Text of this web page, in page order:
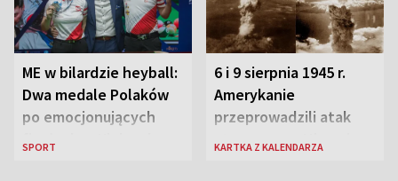
ME w bilardzie heyball:
Dwa medale Polaków
po emocjonujących
finałach w Kielcach
SPORT
6 i 9 sierpnia 1945 r.
Amerykanie
przeprowadzili atak
atomowy na Hiroszimę
KARTKA Z KALENDARZA